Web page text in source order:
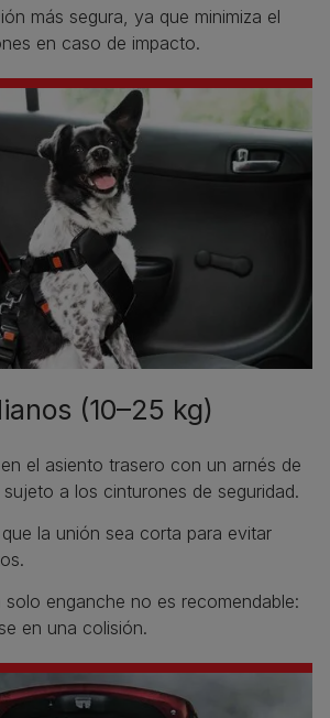
más segura, ya que minimiza el
en caso de impacto.
(10–25 kg)
el asiento trasero con un arnés de
a los cinturones de seguridad.
la unión sea corta para evitar
solo enganche no es recomendable:
en una colisión.